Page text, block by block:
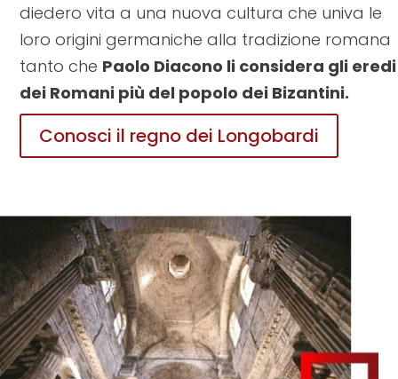
diedero vita a una nuova cultura che univa le
loro origini germaniche alla tradizione romana
tanto che Paolo Diacono li considera gli eredi
dei Romani più del popolo dei Bizantini.
Conosci il regno dei Longobardi